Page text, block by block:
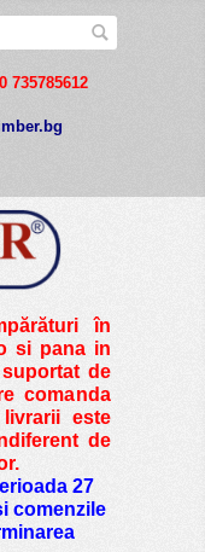
735785612
în
si pana in
de
comanda
este
de
27
comenzile